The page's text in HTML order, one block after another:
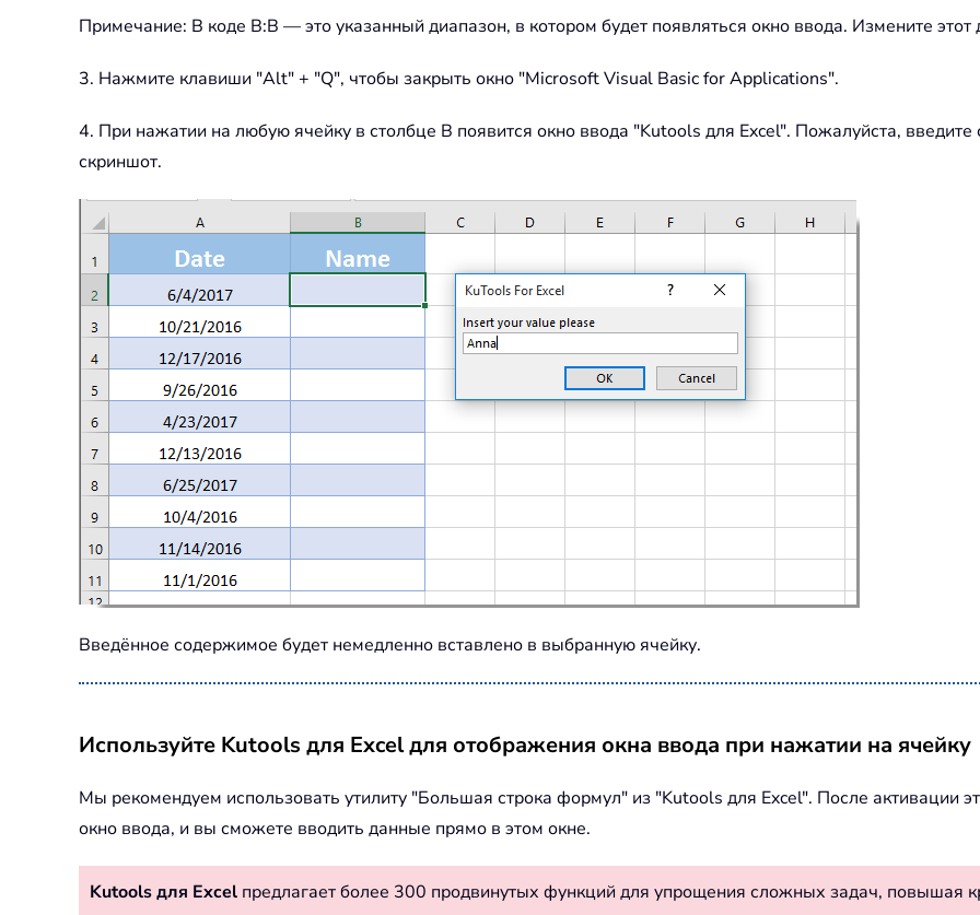
Примечание: В коде B:B — это указанный диапазон, в котором будет появляться окно ввода. Измените
3. Нажмите клавиши "Alt" + "Q", чтобы закрыть окно "Microsoft Visual Basic for Applications".
4. При нажатии на любую ячейку в столбце B появится окно ввода "Kutools для Excel". Пожалуйста,
скриншот.
Введённое содержимое будет немедленно вставлено в выбранную ячейку.
Используйте Kutools для Excel для отображения окна ввода при нажатии на ячейку
Мы рекомендуем использовать утилиту "Большая строка формул" из "Kutools для Excel". После активации
окно ввода, и вы сможете вводить данные прямо в этом окне.
Kutools для Excel предлагает более 300 продвинутых функций для упрощения сложных задач, повышая